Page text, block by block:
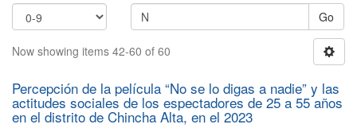
Go
Now showing items 42-60 of 60
Percepción de la película “No se lo digas a nadie” y las
actitudes sociales de los espectadores de 25 a 55 años
en el distrito de Chincha Alta, en el 2023